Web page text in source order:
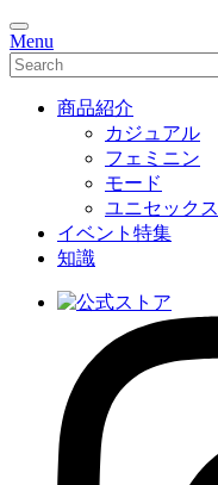
Menu
商品紹介
カジュアル
フェミニン
モード
ユニセックス
イベント特集
知識